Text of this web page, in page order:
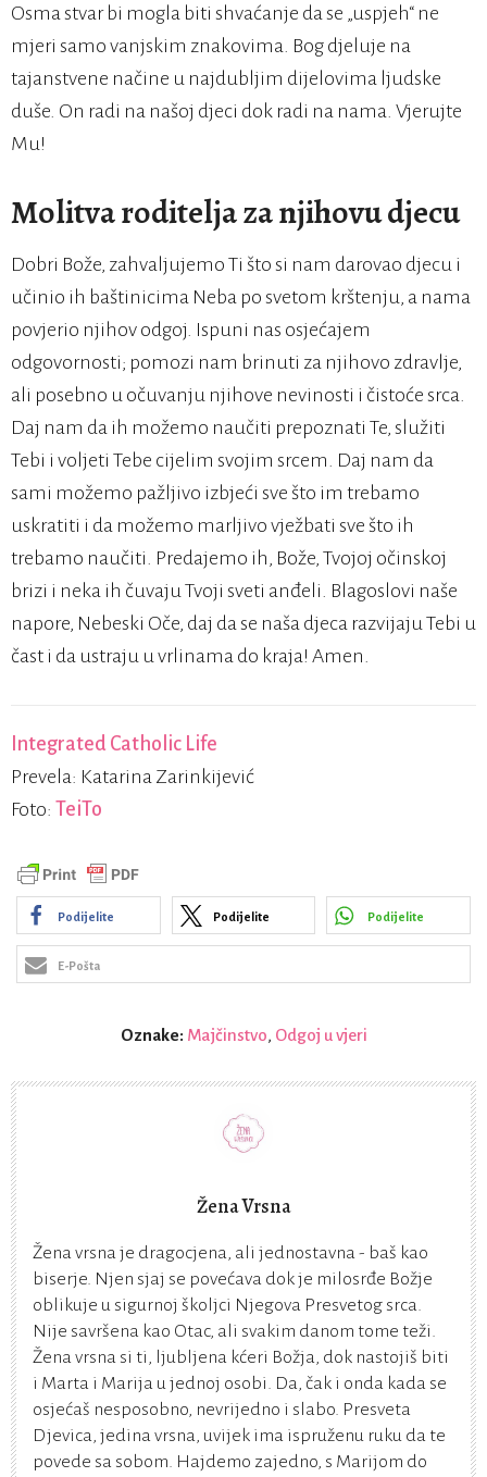
Osma stvar bi mogla biti shvaćanje da se „uspjeh“ ne
mjeri samo vanjskim znakovima. Bog djeluje na
tajanstvene načine u najdubljim dijelovima ljudske
duše. On radi na našoj djeci dok radi na nama. Vjerujte
Mu!
Molitva roditelja za njihovu djecu
Dobri Bože, zahvaljujemo Ti što si nam darovao djecu i
učinio ih baštinicima Neba po svetom krštenju, a nama
povjerio njihov odgoj. Ispuni nas osjećajem
odgovornosti; pomozi nam brinuti za njihovo zdravlje,
ali posebno u očuvanju njihove nevinosti i čistoće srca.
Daj nam da ih možemo naučiti prepoznati Te, služiti
Tebi i voljeti Tebe cijelim svojim srcem. Daj nam da
sami možemo pažljivo izbjeći sve što im trebamo
uskratiti i da možemo marljivo vježbati sve što ih
trebamo naučiti. Predajemo ih, Bože, Tvojoj očinskoj
brizi i neka ih čuvaju Tvoji sveti anđeli. Blagoslovi naše
napore, Nebeski Oče, daj da se naša djeca razvijaju Tebi u
čast i da ustraju u vrlinama do kraja! Amen.
Integrated Catholic Life
Prevela: Katarina Zarinkijević
Foto: TeiTo
Podijelite Podijelite Podijelite
E-Pošta
Oznake: Majčinstvo, Odgoj u vjeri
Žena Vrsna
Žena vrsna je dragocjena, ali jednostavna - baš kao
biserje. Njen sjaj se povećava dok je milosrđe Božje
oblikuje u sigurnoj školjci Njegova Presvetog srca.
Nije savršena kao Otac, ali svakim danom tome teži.
Žena vrsna si ti, ljubljena kćeri Božja, dok nastojiš biti
i Marta i Marija u jednoj osobi. Da, čak i onda kada se
osjećaš nesposobno, nevrijedno i slabo. Presveta
Djevica, jedina vrsna, uvijek ima ispruženu ruku da te
povede sa sobom. Hajdemo zajedno, s Marijom do